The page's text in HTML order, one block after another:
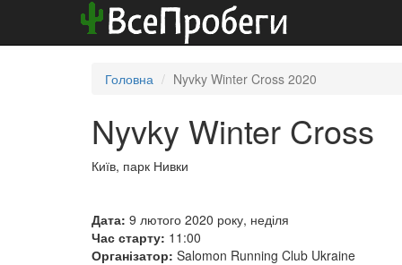
Головна Nyvky Winter Cross 2020
Nyvky Winter Cross
Київ, парк Нивки
Дата: 9 лютого 2020 року, неділя
Час старту: 11:00
Організатор: Salomon Running Club Ukraine